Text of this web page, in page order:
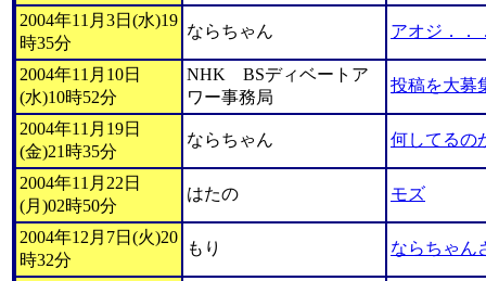
2004年11月3日(水)19
時35分
ならちゃん アオジ．．
2004年11月10日
(水)10時52分
NHK BSディベートア
ワー事務局
投稿を大募
2004年11月19日
(金)21時35分
ならちゃん 何してるの
2004年11月22日
(月)02時50分
はたの モズ
2004年12月7日(火)20
時32分
もり ならちゃん